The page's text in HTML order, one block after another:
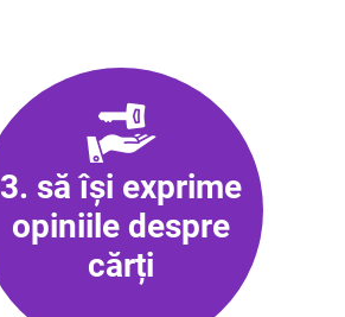
3. să își exprime
opiniile despre
cărți